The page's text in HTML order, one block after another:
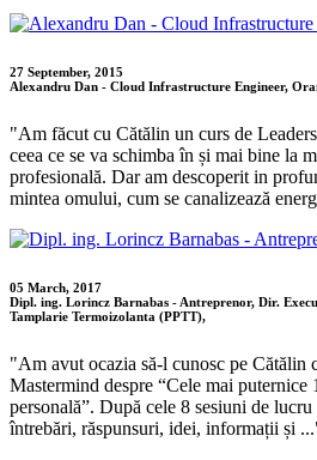
27 September, 2015
Alexandru Dan - Cloud Infrastructure Engineer,
"Am făcut cu Cătălin un curs de
ceea ce se va schimba în și mai bine la
profesională. Dar am descoperit in
mintea omului, cum se canalizează
05 March, 2017
Dipl. ing. Lorincz Barnabas - Antreprenor, Dir.
Tamplarie Termoizolanta (PPTT),
"Am avut ocazia să-l cunosc pe Cătălin
Mastermind despre “Cele mai puternice
personală”. După cele 8 sesiuni de
întrebări, răspunsuri, idei, informații și